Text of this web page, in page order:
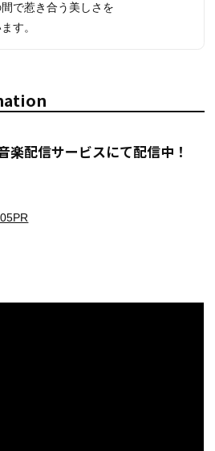
で惹き合う美しさを
す。
配信サービスにて配信中！